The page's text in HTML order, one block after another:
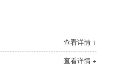
查看详情 +
查看详情 +